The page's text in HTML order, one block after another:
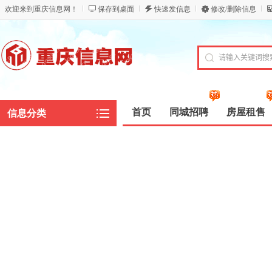
欢迎来到重庆信息网！ 保存到桌面 快速发信息 修改/删除信息
信息分类 首页 同城招聘 房屋租售